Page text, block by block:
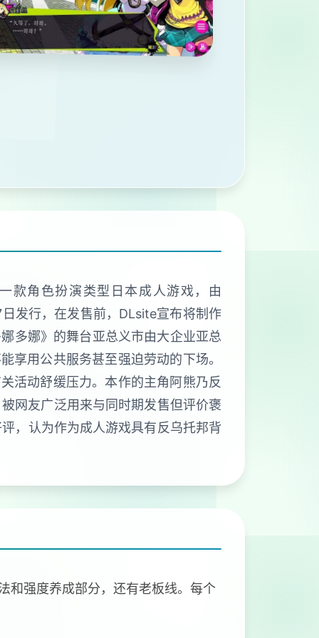
款角色扮演类型日本成人游戏，由
发行，在发售前，DLsite宣布将制作
多娜》的舞台亚总义市由大企业亚总
享用公共服务甚至强迫劳动的下场。
活动舒缓压力。本作的主角阿熊乃反
网友广泛用来与同时期发售但评价褒
，认为作为成人游戏具有反乌托邦背
和强度养成部分，还有老板线。每个